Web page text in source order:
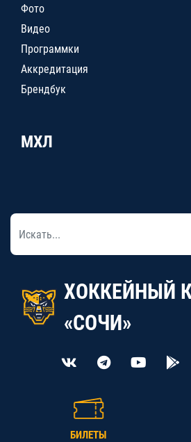
Фото
Видео
Программки
Аккредитация
Брендбук
МХЛ
ХОККЕЙНЫЙ
«СОЧИ»
БИЛЕТЫ